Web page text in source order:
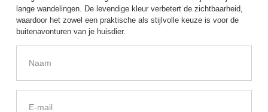
lange wandelingen. De levendige kleur verbetert de zichtbaarheid,
waardoor het zowel een praktische als stijlvolle keuze is voor de
buitenavonturen van je huisdier.